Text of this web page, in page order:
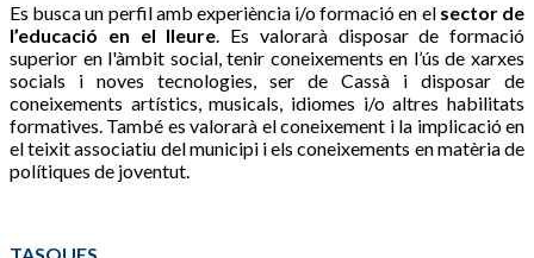
Es busca un perfil amb experiència i/o formació en el sector de
l’educació en el lleure. Es valorarà disposar de formació
superior en l'àmbit social, tenir coneixements en l’ús de xarxes
socials i noves tecnologies, ser de Cassà i disposar de
coneixements artístics, musicals, idiomes i/o altres habilitats
formatives. També es valorarà el coneixement i la implicació en
el teixit associatiu del municipi i els coneixements en matèria de
polítiques de joventut.